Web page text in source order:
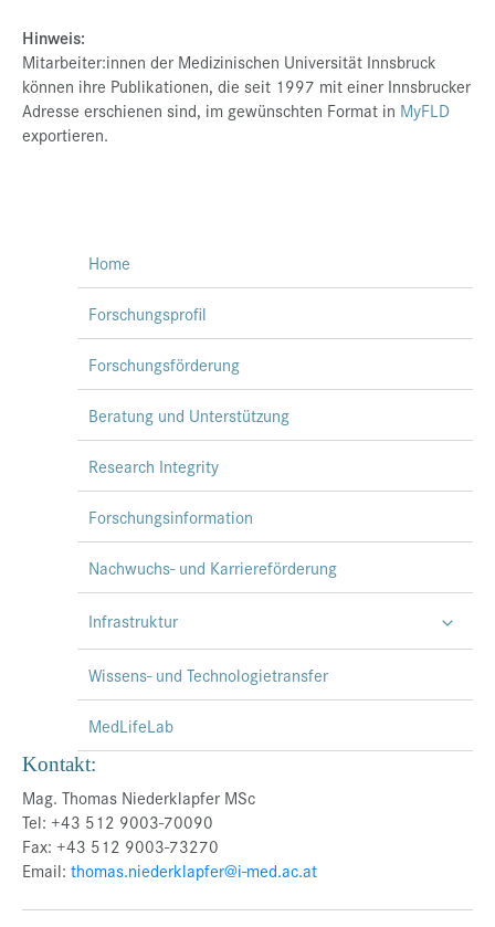
Hinweis:
Mitarbeiter:innen der Medizinischen Universität Innsbruck
können ihre Publikationen, die seit 1997 mit einer Innsbrucker
Adresse erschienen sind, im gewünschten Format in MyFLD
exportieren.
Home
Forschungsprofil
Forschungsförderung
Beratung und Unterstützung
Research Integrity
Forschungsinformation
Nachwuchs- und Karriereförderung
Infrastruktur
Wissens- und Technologietransfer
MedLifeLab
Kontakt:
Mag. Thomas Niederklapfer MSc
Tel: +43 512 9003-70090
Fax: +43 512 9003-73270
Email: thomas.niederklapfer@i-med.ac.at